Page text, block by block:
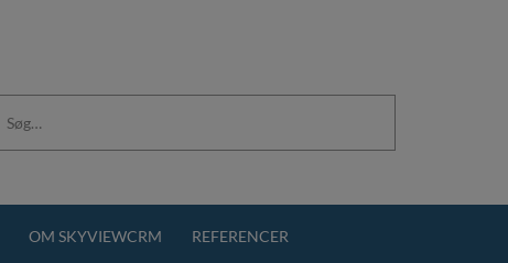
OM SKYVIEWCRM REFERENCER